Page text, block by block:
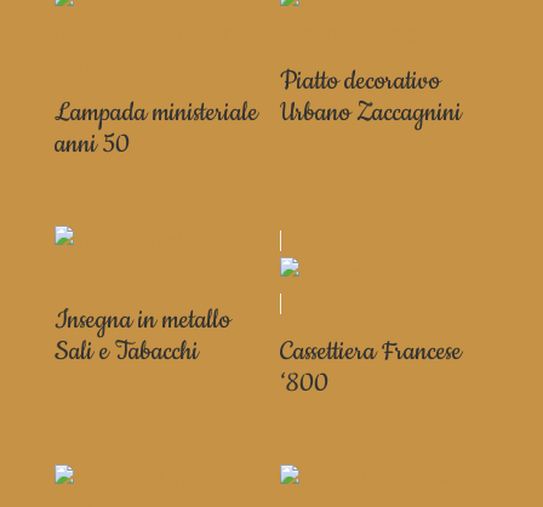
Lampada ministeriale
anni 50
Piatto decorativo
Urbano Zaccagnini
Insegna in metallo
Sali e Tabacchi
Cassettiera Francese
‘800